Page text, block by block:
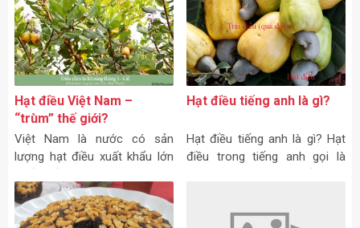
thận – nhân bên trong được
bao bọc bởi hai lớp vỏ,
Ăn hạt điều như là một bữa
ăn nhẹ,
Hạt điều Việt Nam –
“trùm” thế giới?
Việt Nam là nước có sản
lượng hạt điều xuất khẩu lớn
Hạt điều tiếng anh là gì?
Hạt điều tiếng anh là gì? Hạt
điều trong tiếng anh gọi là
pháp khoa học: Anacardium